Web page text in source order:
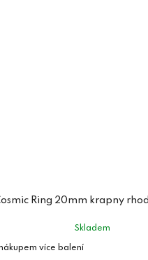
Ring 20mm krapny
Skladem